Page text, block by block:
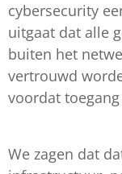
cybersecurity
uitgaat dat alle
buiten het
vertrouwd
voordat
We zagen dat